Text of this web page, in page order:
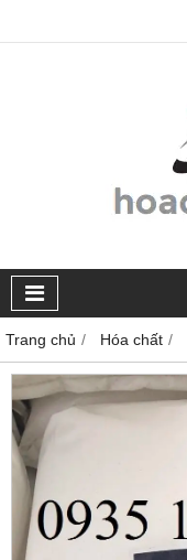
Trang chủ Hóa chất